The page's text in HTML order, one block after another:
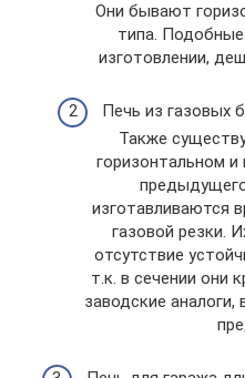
Они бывают
типа.
изготовлении,
Печь из газовых
Также
горизонтальном и
изготавливаются
газовой резки.
отсутствие
т.к. в сечении они
заводские